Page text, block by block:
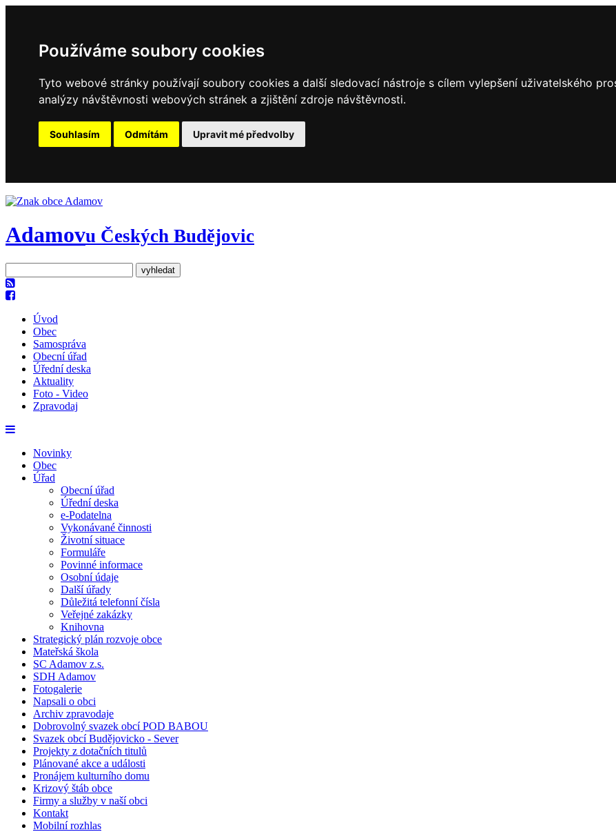
Používáme soubory cookies
Tyto webové stránky používají soubory cookies a další sledovací nástroje s cílem vylepšení uživatelského
analýzy návštěvnosti webových stránek a zjištění zdroje návštěvnosti.
Souhlasím Odmítám Upravit mé předvolby
Adamovu Českých Budějovic
Úvod
Obec
Samospráva
Obecní úřad
Úřední deska
Aktuality
Foto - Video
Zpravodaj
Novinky
Obec
Úřad
Obecní úřad
Úřední deska
e-Podatelna
Vykonávané činnosti
Životní situace
Formuláře
Povinné informace
Osobní údaje
Další úřady
Důležitá telefonní čísla
Veřejné zakázky
Knihovna
Strategický plán rozvoje obce
Mateřská škola
SC Adamov z.s.
SDH Adamov
Fotogalerie
Napsali o obci
Archiv zpravodaje
Dobrovolný svazek obcí POD BABOU
Svazek obcí Budějovicko - Sever
Projekty z dotačních titulů
Plánované akce a události
Pronájem kulturního domu
Krizový štáb obce
Firmy a služby v naší obci
Kontakt
Mobilní rozhlas